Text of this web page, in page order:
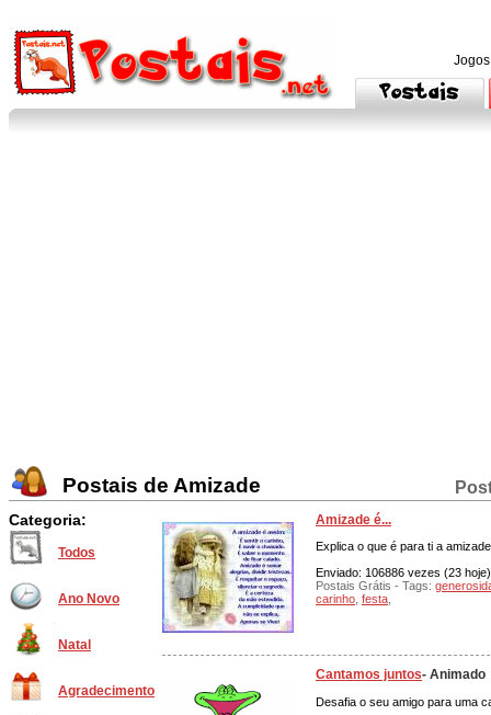
Postais de Amizade
Categoria:
Todos
Ano Novo
Natal
Agradecimento
Amizade é...
Explica o que é para ti a
Enviado: 106886 vezes (23
Postais Grátis - Tags:
carinho festa
Cantamos juntos- Animado
Desafia o seu amigo para uma